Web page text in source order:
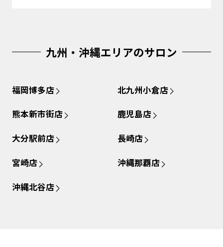
九州・沖縄エリアのサロン
福岡博多店 北九州小倉店
熊本新市街店 鹿児島店
大分駅前店 長崎店
宮崎店 沖縄那覇店
沖縄北谷店